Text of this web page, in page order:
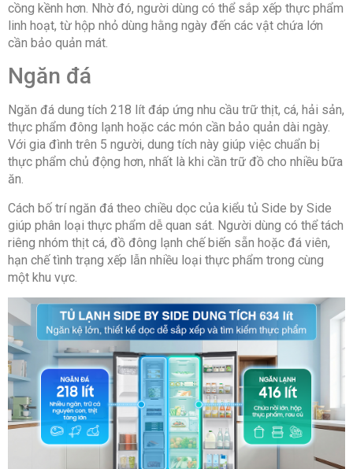
cồng kềnh hơn. Nhờ đó, người dùng có thể sắp xếp thực phẩm
linh hoạt, từ hộp nhỏ dùng hằng ngày đến các vật chứa lớn
cần bảo quản mát.
Ngăn đá
Ngăn đá dung tích 218 lít đáp ứng nhu cầu trữ thịt, cá, hải sản,
thực phẩm đông lạnh hoặc các món cần bảo quản dài ngày.
Với gia đình trên 5 người, dung tích này giúp việc chuẩn bị
thực phẩm chủ động hơn, nhất là khi cần trữ đồ cho nhiều bữa
ăn.
Cách bố trí ngăn đá theo chiều dọc của kiểu tủ Side by Side
giúp phân loại thực phẩm dễ quan sát. Người dùng có thể tách
riêng nhóm thịt cá, đồ đông lạnh chế biến sẵn hoặc đá viên,
hạn chế tình trạng xếp lẫn nhiều loại thực phẩm trong cùng
một khu vực.